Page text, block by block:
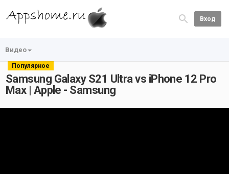
Вход
Видео
Популярное
Samsung Galaxy S21 Ultra vs iPhone 12 Pro
Max | Apple - Samsung